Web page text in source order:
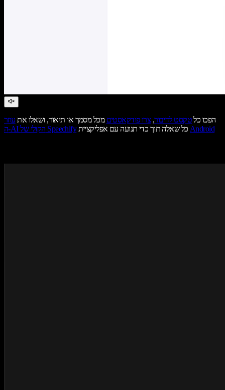
הפכו כלטקסט לדיבור,צרו פודקאסטים מכל מסמך או תיאור, ושאלו את עוזר
ה-AI הקולי של Speechify
כל שאלה תוך כדי תנועה עם אפליקצייתAndroid